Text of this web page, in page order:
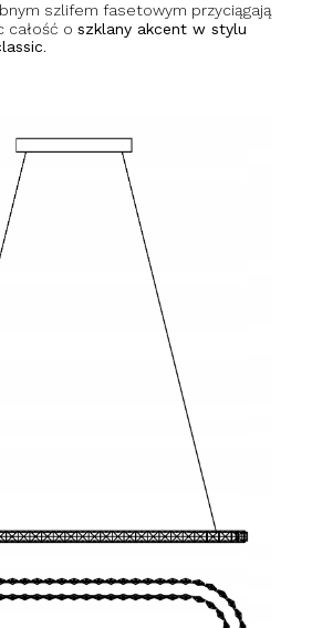
szlifem fasetowym przyciągają
całość o szklany akcent w stylu
.